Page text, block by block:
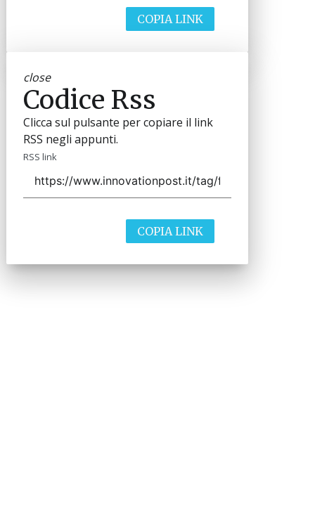
COPIA LINK
close
Codice Rss
Clicca sul pulsante per copiare il link
RSS negli appunti.
RSS link
COPIA LINK